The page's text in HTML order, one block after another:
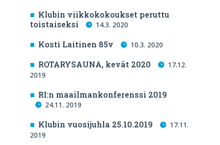
Klubin viikkokokoukset peruttu
toistaiseksi
14.3. 2020
Kosti Laitinen 85v 10.3. 2020
ROTARYSAUNA, kevät 2020
17.12.
2019
RI:n maailmankonferenssi 2019
24.11. 2019
Klubin vuosijuhla 25.10.2019
17.11.
2019